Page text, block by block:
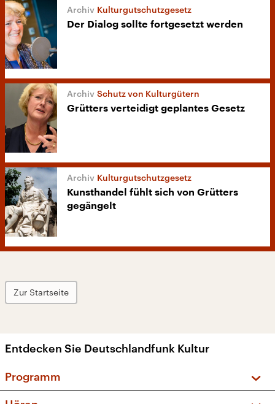
Kulturgutschutzgesetz
Der Dialog sollte fortgesetzt werden
Schutz von Kulturgütern
Grütters verteidigt geplantes Gesetz
Kulturgutschutzgesetz
Kunsthandel fühlt sich von Grütters
gegängelt
Zur Startseite
Entdecken Sie Deutschlandfunk Kultur
Programm